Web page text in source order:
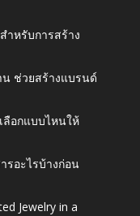
ำหรับการสร้าง
น ช่วยสร้างแบรนด์
ลือกแบบไหนให้
รอะไรบ้างก่อน
Jewelry in a